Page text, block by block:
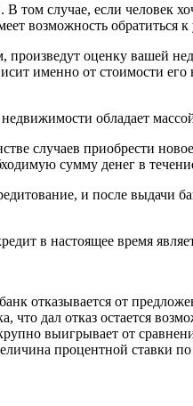
том случае, если человек
возможность обратиться
оценку вашей
именно от стоимости
обладает
случаев приобрести
сумму денег в
и после выдачи
в настоящее время
отказывается от
что дал отказ остается
выигрывает от
процентной ставки